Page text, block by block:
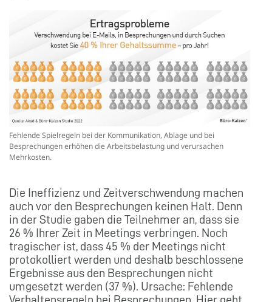
Fehlende Spielregeln bei der Kommunikation, Ablage und bei
Besprechungen erhöhen die Arbeitsbelastung und verursachen
Mehrkosten.
Die Ineffizienz und Zeitverschwendung machen
auch vor den Besprechungen keinen Halt. Denn
in der Studie gaben die Teilnehmer an, dass sie
26 % Ihrer Zeit in Meetings verbringen. Noch
tragischer ist, dass 45 % der Meetings nicht
protokolliert werden und deshalb beschlossene
Ergebnisse aus den Besprechungen nicht
umgesetzt werden (37 %). Ursache: Fehlende